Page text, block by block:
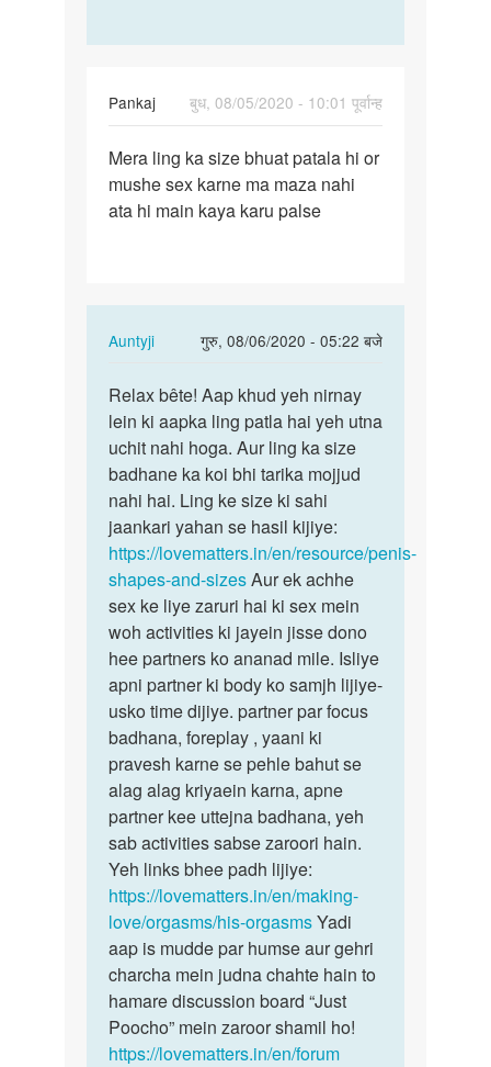
Pankaj
बुध, 08/05/2020 - 10:01 पूर्वान्ह
Mera
ling
ka
Mera ling ka size bhuat patala hi or
mushe sex karne ma maza nahi
ata hi main kaya karu palse
Auntyji
गुरु, 08/06/2020 - 05:22 बजे
In
to
Mera
ling
ka
size
bhuat…
by
Pankaj
Relax
bête!
Aap
khud
yeh…
Relax bête! Aap khud yeh nirnay
lein ki aapka ling patla hai yeh utna
uchit nahi hoga. Aur ling ka size
badhane ka koi bhi tarika mojjud
nahi hai. Ling ke size ki sahi
jaankari yahan se hasil kijiye:
https://lovematters.in/en/resource/penis-
shapes-and-sizesAur ek achhe
sex ke liye zaruri hai ki sex mein
woh activities ki jayein jisse dono
hee partners ko ananad mile. Isliye
apni partner ki body ko samjh lijiye-
usko time dijiye. partner par focus
badhana, foreplay , yaani ki
pravesh karne se pehle bahut se
alag alag kriyaein karna, apne
partner kee uttejna badhana, yeh
sab activities sabse zaroori hain.
Yeh links bhee padh lijiye:
https://lovematters.in/en/making-
love/orgasms/his-orgasmsYadi
aap is mudde par humse aur gehri
charcha mein judna chahte hain to
hamare discussion board “Just
Poocho” mein zaroor shamil ho!
https://lovematters.in/en/forum